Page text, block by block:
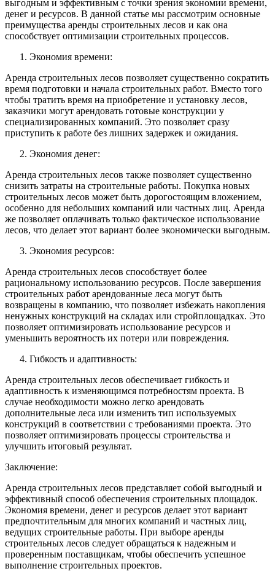
выгодным и эффективным с точки зрения экономии времени,
денег и ресурсов. В данной статье мы рассмотрим основные
преимущества аренды строительных лесов и как она
способствует оптимизации строительных процессов.
Экономия времени:
Аренда строительных лесов позволяет существенно сократить
время подготовки и начала строительных работ. Вместо того
чтобы тратить время на приобретение и установку лесов,
заказчики могут арендовать готовые конструкции у
специализированных компаний. Это позволяет сразу
приступить к работе без лишних задержек и ожидания.
Экономия денег:
Аренда строительных лесов также позволяет существенно
снизить затраты на строительные работы. Покупка новых
строительных лесов может быть дорогостоящим вложением,
особенно для небольших компаний или частных лиц. Аренда
же позволяет оплачивать только фактическое использование
лесов, что делает этот вариант более экономически выгодным.
Экономия ресурсов:
Аренда строительных лесов способствует более
рациональному использованию ресурсов. После завершения
строительных работ арендованные леса могут быть
возвращены в компанию, что позволяет избежать накопления
ненужных конструкций на складах или стройплощадках. Это
позволяет оптимизировать использование ресурсов и
уменьшить вероятность их потери или повреждения.
Гибкость и адаптивность:
Аренда строительных лесов обеспечивает гибкость и
адаптивность к изменяющимся потребностям проекта. В
случае необходимости можно легко арендовать
дополнительные леса или изменить тип используемых
конструкций в соответствии с требованиями проекта. Это
позволяет оптимизировать процессы строительства и
улучшить итоговый результат.
Заключение:
Аренда строительных лесов представляет собой выгодный и
эффективный способ обеспечения строительных площадок.
Экономия времени, денег и ресурсов делает этот вариант
предпочтительным для многих компаний и частных лиц,
ведущих строительные работы. При выборе аренды
строительных лесов следует обращаться к надежным и
проверенным поставщикам, чтобы обеспечить успешное
выполнение строительных проектов.